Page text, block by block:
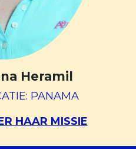
Heramil
PANAMA
HAAR MISSIE